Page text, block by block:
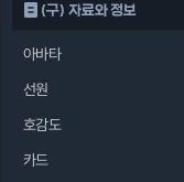
(구) 자료와 정보
아바타
선원
호감도
카드